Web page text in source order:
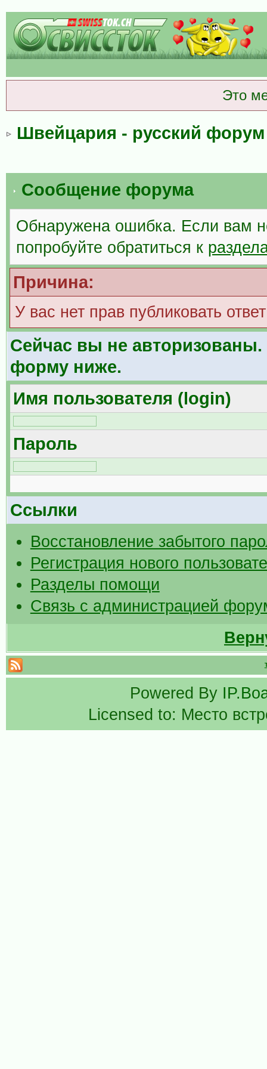
Это
Швейцария - русский
Сообщение форума
Обнаружена ошибка. Если вам
попробуйте обратиться к
Причина:
У вас нет прав публиковать
Сейчас вы не авторизованы.
форму ниже.
Имя пользователя (login)
Пароль
Ссылки
Восстановление забытого
Регистрация нового
Разделы помощи
Связь с администрацией
Powered By
Licensed to: Место